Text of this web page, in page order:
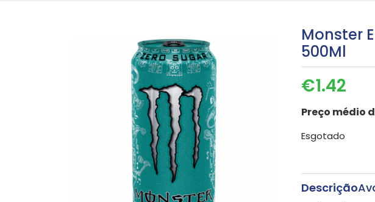
Monster
500Ml
€1.42
Preço médio
Esgotado
Descrição